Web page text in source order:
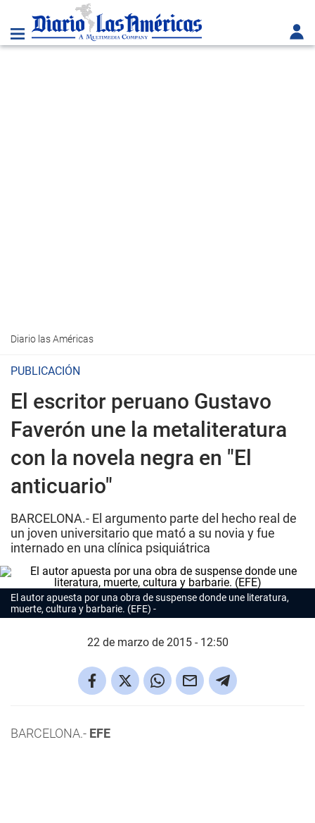
Diario las Américas
PUBLICACIÓN
El escritor peruano Gustavo
Faverón une la metaliteratura
con la novela negra en "El
anticuario"
BARCELONA.- El argumento parte del hecho real de
un joven universitario que mató a su novia y fue
internado en una clínica psiquiátrica
El autor apuesta por una obra de suspense donde une literatura,
muerte, cultura y barbarie. (EFE)
22 de marzo de 2015 - 12:50
BARCELONA.- EFE